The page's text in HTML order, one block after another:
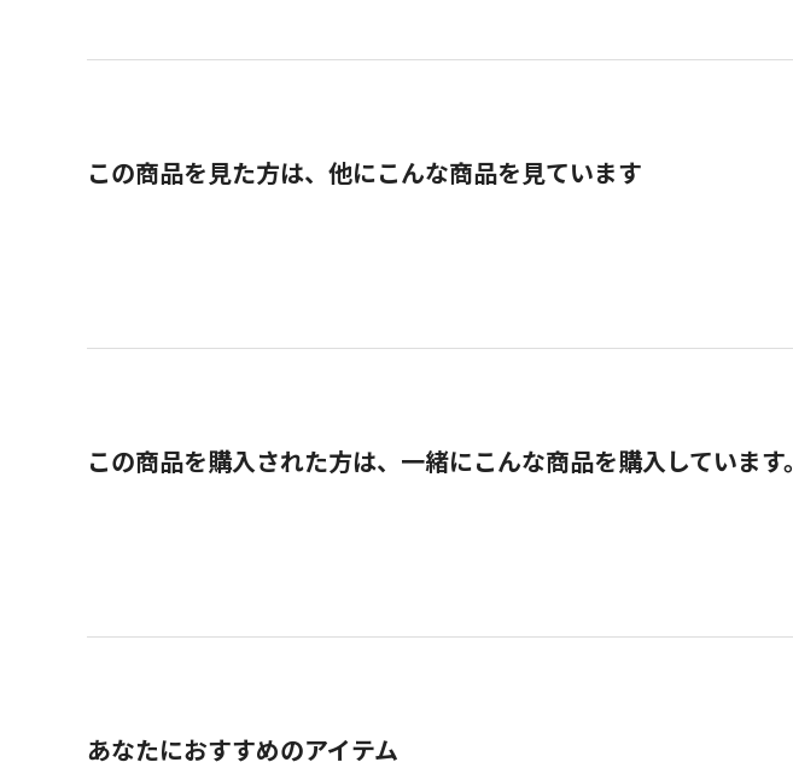
この商品を見た方は、他にこんな商品を見ています
この商品を購入された方は、一緒にこんな商品を購入しています。
あなたにおすすめのアイテム